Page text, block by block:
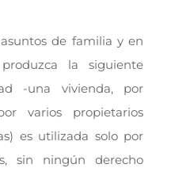
de familia y en
la siguiente
-una vivienda, por
varios propietarios
es utilizada solo por
sin ningún derecho